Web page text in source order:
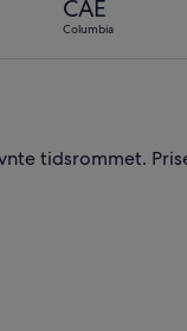
CAE
Columbia
tidsrommet.